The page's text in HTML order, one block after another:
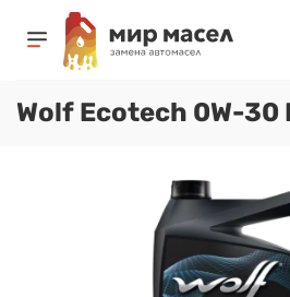
Wolf Ecotech 0W-30